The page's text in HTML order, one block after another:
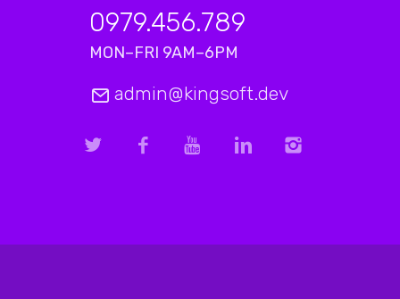
0979.456.789
MON–FRI 9AM–6PM
admin@kingsoft.dev